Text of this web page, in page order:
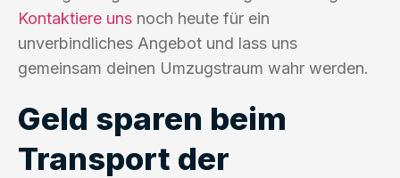
Kontaktiere uns noch heute für ein
unverbindliches Angebot und lass uns
gemeinsam deinen Umzugstraum wahr werden.
Geld sparen beim
Transport der